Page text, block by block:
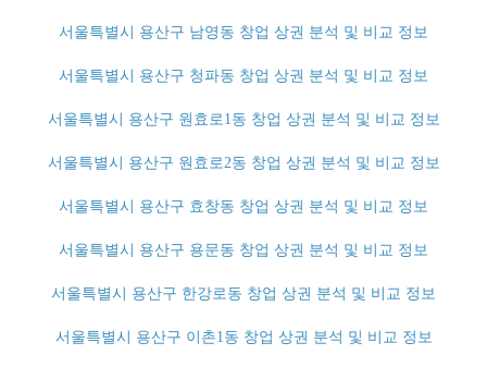
서울특별시 용산구 남영동 창업 상권 분석 및 비교 정보
서울특별시 용산구 청파동 창업 상권 분석 및 비교 정보
서울특별시 용산구 원효로1동 창업 상권 분석 및 비교 정보
서울특별시 용산구 원효로2동 창업 상권 분석 및 비교 정보
서울특별시 용산구 효창동 창업 상권 분석 및 비교 정보
서울특별시 용산구 용문동 창업 상권 분석 및 비교 정보
서울특별시 용산구 한강로동 창업 상권 분석 및 비교 정보
서울특별시 용산구 이촌1동 창업 상권 분석 및 비교 정보